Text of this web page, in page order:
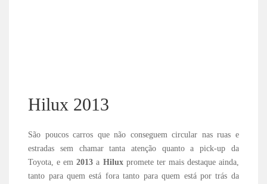
Hilux 2013
São poucos carros que não conseguem circular nas ruas e
estradas sem chamar tanta atenção quanto a pick-up da
Toyota, e em 2013 a Hiluxpromete ter mais destaque ainda,
tanto para quem está fora tanto para quem está por trás da